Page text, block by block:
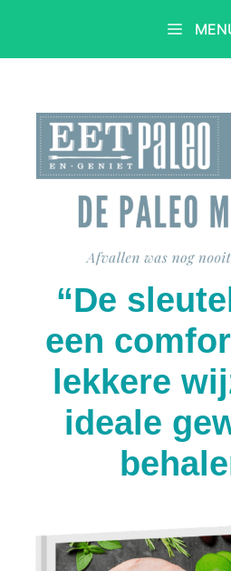
de
“De
een
lekkere
ideale